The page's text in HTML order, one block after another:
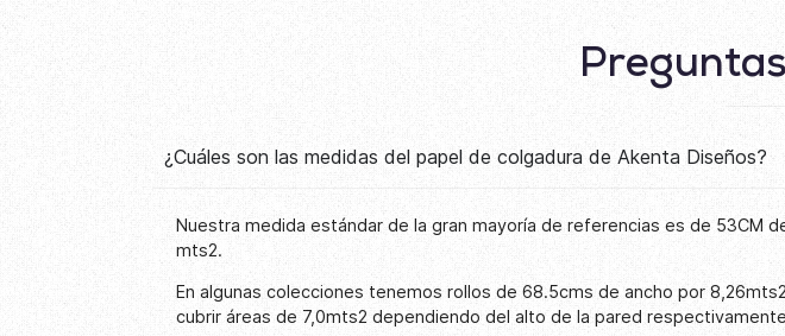
¿Cuáles son las medidas del papel de colgadura de Akenta Diseños?
Nuestra medida estándar de la gran mayoría de referencias es de 53CM
mts2.
En algunas colecciones tenemos rollos de 68.5cms de ancho por
cubrir áreas de 7,0mts2 dependiendo del alto de la pared